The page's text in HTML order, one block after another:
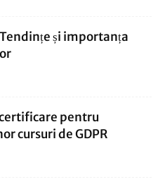
și importanța
pentru
cursuri de GDPR